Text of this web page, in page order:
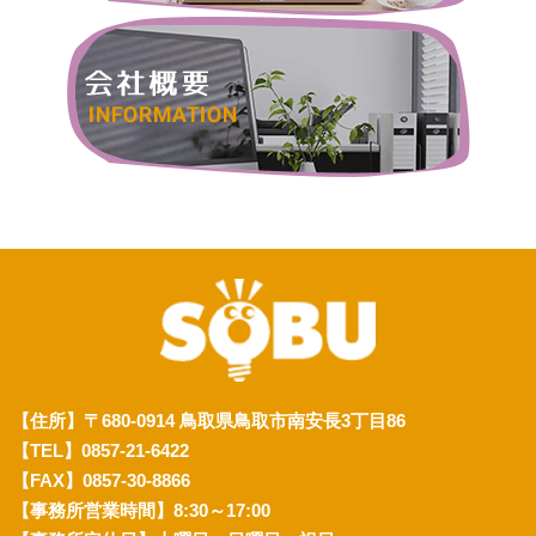
【住所】〒680-0914 鳥取県鳥取市南安長3丁目86
【TEL】0857-21-6422
【FAX】0857-30-8866
【事務所営業時間】8:30～17:00